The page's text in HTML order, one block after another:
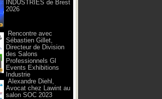
INDUSTRIES de Brest
2026
Rencontre avec
Sébastien Gillet,
Directeur de Division
des Salons
Professionnels Gl
Events Exhibitions
Industrie
Alexandre Diehl,
Avocat chez Lawint au
salon SOC 2023